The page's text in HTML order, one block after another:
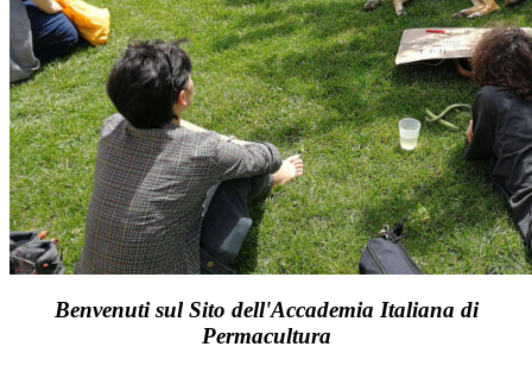
Benvenuti sul Sito dell'Accademia Italiana di
Permacultura